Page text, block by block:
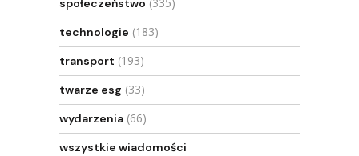
społeczeństwo
technologie (183)
transport (193)
twarze esg (33)
wydarzenia (66)
wszystkie wiadomości